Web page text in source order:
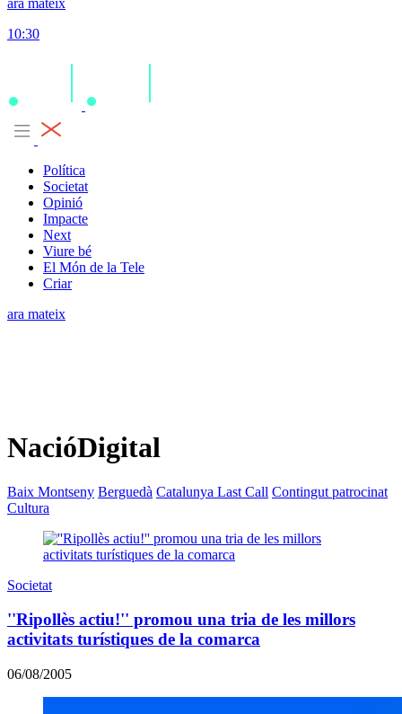
10:30
Política
Societat
Opinió
Impacte
Next
Viure bé
El Món de la Tele
Criar
ara mateix
NacióDigital
Baix Montseny Berguedà Catalunya Last Call Contingut patrocinat
Cultura
Societat
''Ripollès actiu!'' promou una tria de les millors
activitats turístiques de la comarca
06/08/2005